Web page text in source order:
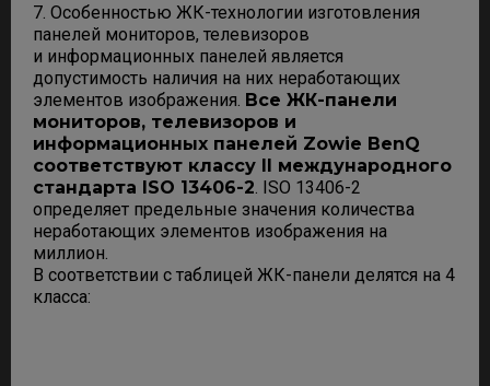
7. Особенностью ЖК-технологии изготовления
панелей мониторов, телевизоров
и информационных панелей является
допустимость наличия на них неработающих
элементов изображения. Все ЖК-панели
мониторов, телевизоров и
информационных панелей Zowie BenQ
соответствуют классу II международного
стандарта ISO 13406-2 . ISO 13406-2
определяет предельные значения количества
неработающих элементов изображения на
миллион.
В соответствии с таблицей ЖК-панели делятся на 4
класса: